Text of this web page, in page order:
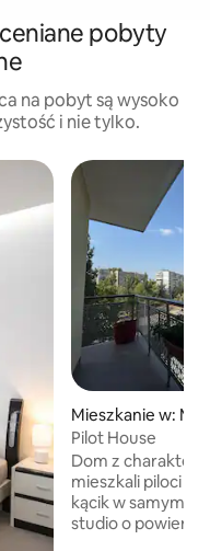
pobyty
na pobyt są wysoko
i nie tylko.
Mieszkanie w:
Pilot House
Dom z
mieszkali piloci –
kącik w samym
studio o